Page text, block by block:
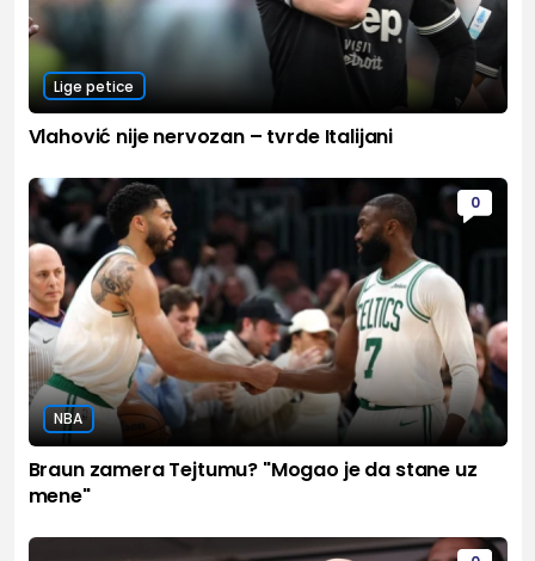
Lige petice
Vlahović nije nervozan – tvrde Italijani
0
NBA
Braun zamera Tejtumu? "Mogao je da stane uz
mene"